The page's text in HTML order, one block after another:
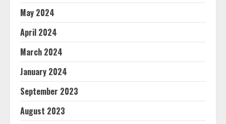
May 2024
April 2024
March 2024
January 2024
September 2023
August 2023